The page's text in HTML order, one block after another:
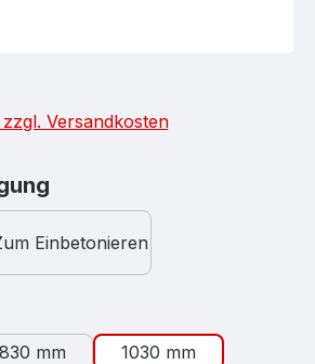
Versandkosten
Einbetonieren
830 mm
1030 mm